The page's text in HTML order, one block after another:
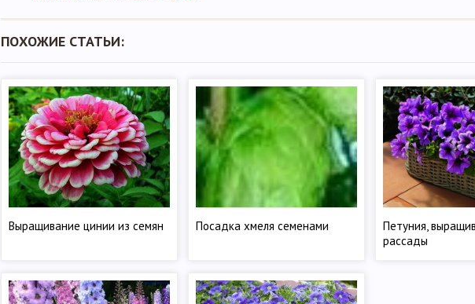
ПОХОЖИЕ СТАТЬИ:
Выращивание цинии из семян Посадка хмеля семенами
Петуния,
рассады